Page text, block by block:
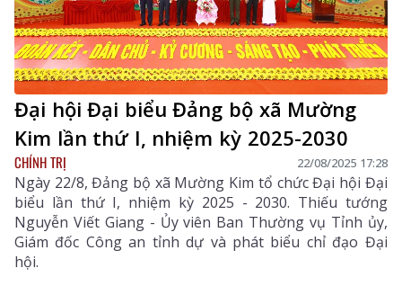
Đại hội Đại biểu Đảng bộ xã Mường
Kim lần thứ I, nhiệm kỳ 2025-2030
CHÍNH TRỊ 22/08/2025 17:28
Ngày 22/8, Đảng bộ xã Mường Kim tổ chức Đại hội Đại
biểu lần thứ I, nhiệm kỳ 2025 - 2030. Thiếu tướng
Nguyễn Viết Giang - Ủy viên Ban Thường vụ Tỉnh ủy,
Giám đốc Công an tỉnh dự và phát biểu chỉ đạo Đại
hội.